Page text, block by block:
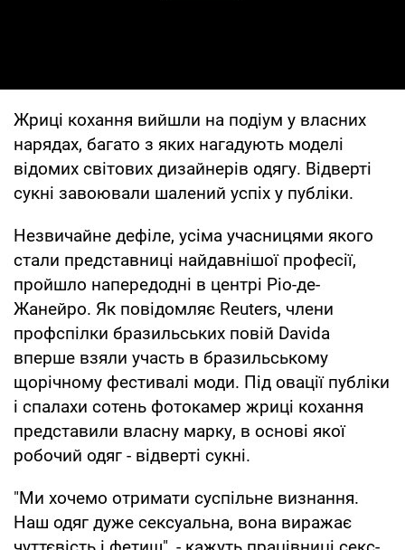
Жриці кохання вийшли на подіум у власних
нарядах, багато з яких нагадують моделі
відомих світових дизайнерів одягу. Відверті
сукні завоювали шалений успіх у публіки.
Незвичайне дефіле, усіма учасницями якого
стали представниці найдавнішої професії,
пройшло напередодні в центрі Ріо-де-
Жанейро. Як повідомляє Reuters, члени
профспілки бразильських повій Davida
вперше взяли участь в бразильському
щорічному фестивалі моди. Під овації публіки
і спалахи сотень фотокамер жриці кохання
представили власну марку, в основі якої
робочий одяг - відверті сукні.
"Ми хочемо отримати суспільне визнання.
Наш одяг дуже сексуальна, вона виражає